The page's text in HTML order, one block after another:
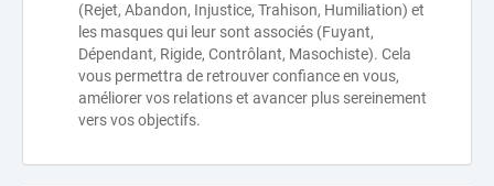
(Rejet, Abandon, Injustice, Trahison, Humiliation) et
les masques qui leur sont associés (Fuyant,
Dépendant, Rigide, Contrôlant, Masochiste). Cela
vous permettra de retrouver confiance en vous,
améliorer vos relations et avancer plus sereinement
vers vos objectifs.